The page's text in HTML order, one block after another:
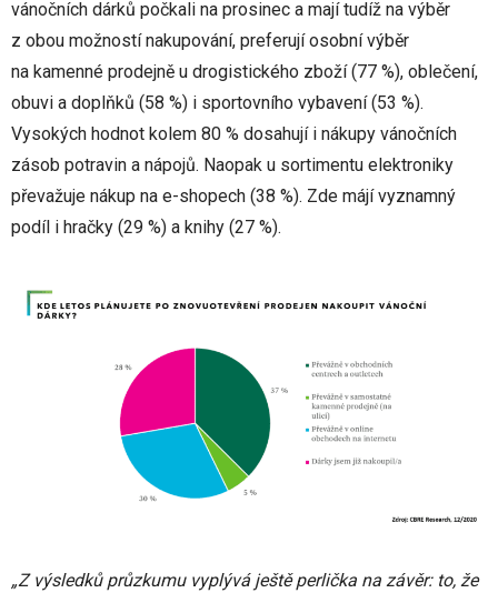
vánočních dárků počkali na prosinec a mají tudíž na výběr
z obou možností nakupování, preferují osobní výběr
na kamenné prodejně u drogistického zboží (77 %), oblečení,
obuvi a doplňků (58 %) i sportovního vybavení (53 %).
Vysokých hodnot kolem 80 % dosahují i nákupy vánočních
zásob potravin a nápojů. Naopak u sortimentu elektroniky
převažuje nákup na e-shopech (38 %). Zde májí vyznamný
podíl i hračky (29 %) a knihy (27 %).
„Z výsledků průzkumu vyplývá ještě perlička na závěr: to, že